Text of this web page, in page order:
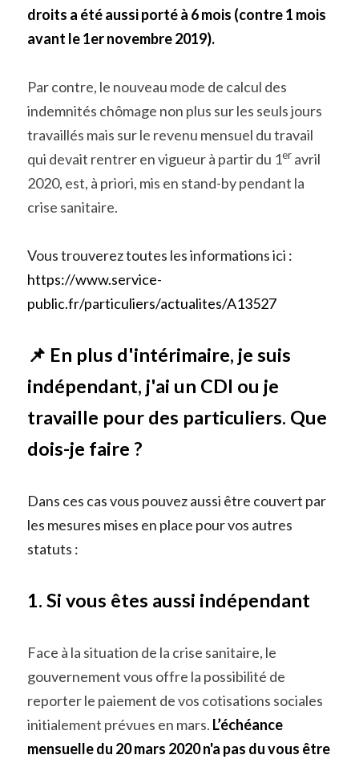
droits a été aussi porté à 6 mois (contre 1 mois
avant le 1er novembre 2019).
Par contre, le nouveau mode de calcul des
indemnités chômage non plus sur les seuls jours
travaillés mais sur le revenu mensuel du travail
qui devait rentrer en vigueur à partir du 1er avril
2020, est, à priori, mis en stand-by pendant la
crise sanitaire.
Vous trouverez toutes les informations ici :
https://www.service-
public.fr/particuliers/actualites/A13527
📌 En plus d'intérimaire, je suis
indépendant, j'ai un CDI ou je
travaille pour des particuliers. Que
dois-je faire ?
Dans ces cas vous pouvez aussi être couvert par
les mesures mises en place pour vos autres
statuts :
1. Si vous êtes aussi indépendant
Face à la situation de la crise sanitaire, le
gouvernement vous offre la possibilité de
reporter le paiement de vos cotisations sociales
initialement prévues en mars. L’échéance
mensuelle du 20 mars 2020 n'a pas du vous être